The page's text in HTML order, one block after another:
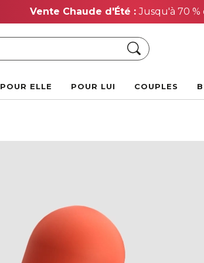
Vente Chaude d'Été :Jusqu'à 70 %
Chercher
POUR ELLE POUR LUI COUPLES